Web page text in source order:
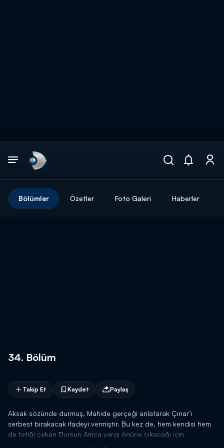
Bölümler Özetler Foto Galeri Haberler
34. Bölüm
Takip Et Kaydet Paylaş
Aksak sözünde durmuş, Mahide gerçeği anlatarak Çınar’ı
serbest bırakacak ifadeyi vermiştir. Bu kez de, hem kendisi hem
de tetiği çeken Dursun Amca yargı önüne çıkacağı için